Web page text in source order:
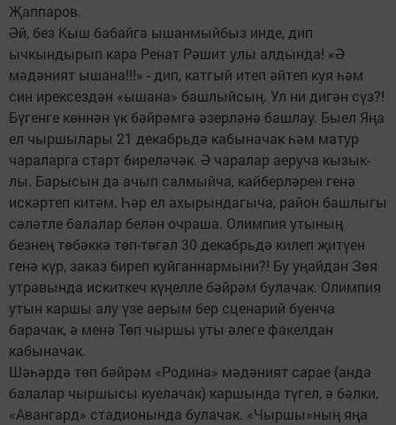
Җаппаров.
Әй, без Кыш бабайга ышанмыйбыз инде, дип
ычкындырып кара Ренат Рәшит улы алдында! «Ә
мәдәният ышана!!!» - дип, катгый итеп әйтеп куя һәм
син ирексездән «ышана» башлыйсың. Ул ни дигән сүз?!
Бүгенге көннән үк бәйрәмгә әзерләнә башлау. Быел Яңа
ел чыршылары 21 декабрьдә кабыначак һәм матур
чараларга старт биреләчәк. Ә чаралар аеруча кызык­
лы. Барысын да ачып салмыйча, кайберләрен генә
искәртеп китәм. Һәр ел ахырындагыча, район башлыгы
сәләтле балалар белән очраша. Олимпия утының
безнең төбәккә төп-төгәл 30 декабрьдә килеп җитүен
генә күр, заказ биреп куйганнармыни?! Бу уңайдан Зөя
утравында искиткеч күңелле бәйрәм булачак. Олимпия
утын каршы алу үзе аерым бер сценарий буенча
барачак, ә менә Төп чыршы уты әлеге факелдан
кабыначак.
Шәһәрдә төп бәйрәм «Родина» мәдәният сарае (анда
балалар чыршысы куелачак) каршында түгел, ә бәлки,
«Авангард» стадионында булачак. «Чыршы»ның яңа